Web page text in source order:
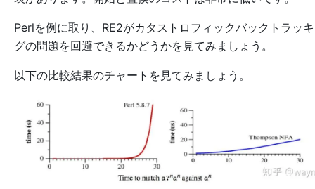
Perlを例に取り、RE2がカタストロフィックバックトラッ
グの問題を回避できるかどうかを見てみましょう。
以下の比較結果のチャートを見てみましょう。